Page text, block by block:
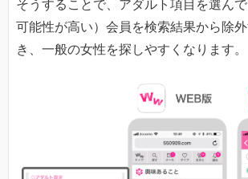
そうすることで、アダルト項目を選ん
可能性が高い）会員を検索結果から除
き、一般の女性を探しやすくなります。